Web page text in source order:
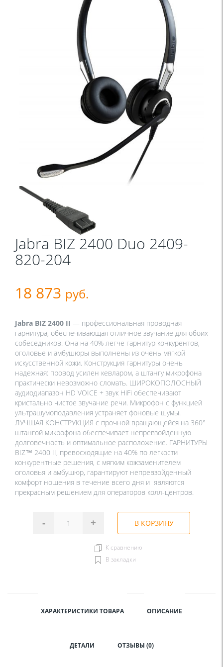
Jabra BIZ 2400 Duo 2409-
820-204
18 873 руб.
Jabra BIZ 2400 II — профессиональная проводная
гарнитура, обеспечивающая отличное звучание для обоих
собеседников. Она на 40% легче гарнитур конкурентов,
оголовье и амбушюры выполнены из очень мягкой
искусственной кожи. Конструкция гарнитуры очень
надежная: провод усилен кевларом, а штангу микрофона
практически невозможно сломать. ШИРОКОПОЛОСНЫЙ
аудиодиапазон HD VOICE + звук HiFi обеспечивают
кристально чистое звучание речи. Микрофон с функцией
ультрашумоподавления устраняет фоновые шумы.
ЛУЧШАЯ КОНСТРУКЦИЯ с прочной вращающейся на 360°
штангой микрофона обеспечивает непревзойденную
долговечность и оптимальное расположение. ГАРНИТУРЫ
BIZ™ 2400 II, превосходящие на 40% по легкости
конкурентные решения, с мягким кожзаменителем
оголовья и амбушюр, гарантируют непревзойденный
комфорт ношения в течение всего дня и являются
прекрасным решением для операторов колл-центров.
- + В КОРЗИНУ
К сравнению
В закладки
ХАРАКТЕРИСТИКИ ТОВАРА ОПИСАНИЕ
ДЕТАЛИ ОТЗЫВЫ (0)